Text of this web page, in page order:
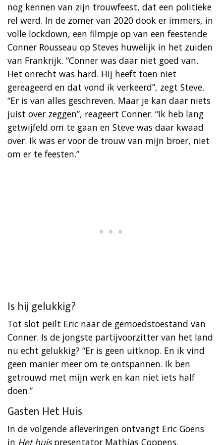
nog kennen van zijn trouwfeest, dat een politieke
rel werd. In de zomer van 2020 dook er immers, in
volle lockdown, een filmpje op van een feestende
Conner Rousseau op Steves huwelijk in het zuiden
van Frankrijk. “Conner was daar niet goed van.
Het onrecht was hard. Hij heeft toen niet
gereageerd en dat vond ik verkeerd”, zegt Steve.
“Er is van alles geschreven. Maar je kan daar niets
juist over zeggen”, reageert Conner. “Ik heb lang
getwijfeld om te gaan en Steve was daar kwaad
over. Ik was er voor de trouw van mijn broer, niet
om er te feesten.”
Is hij gelukkig?
Tot slot peilt Eric naar de gemoedstoestand van
Conner. Is de jongste partijvoorzitter van het land
nu echt gelukkig? “Er is geen uitknop. En ik vind
geen manier meer om te ontspannen. Ik ben
getrouwd met mijn werk en kan niet iets half
doen.”
Gasten Het Huis
In de volgende afleveringen ontvangt Eric Goens
in Het huispresentator Mathias Coppens,